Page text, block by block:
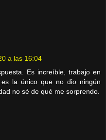
a las 16:04
Es increíble, trabajo en
la único que no dio ningún
no sé de qué me sorprendo.